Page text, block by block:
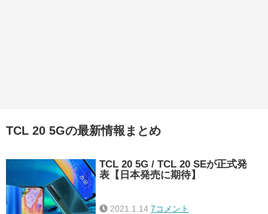
TCL 20 5Gの最新情報まとめ
TCL 20 5G / TCL 20 SEが正式発
表【日本発売に期待】
2021.1.14 7コメント